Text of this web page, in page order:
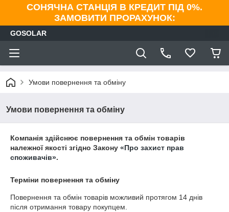
СОНЯЧНА СТАНЦІЯ В КРЕДИТ ПІД 0%.
ЗАМОВИТИ ПРОРАХУНОК:
GOSOLAR
Умови повернення та обміну
Умови повернення та обміну
Компанія здійснює повернення та обмін товарів
належної якості згідно Закону «Про захист прав
споживачів».
Терміни повернення та обміну
Повернення та обмін товарів можливий протягом 14 днів
після отримання товару покупцем.